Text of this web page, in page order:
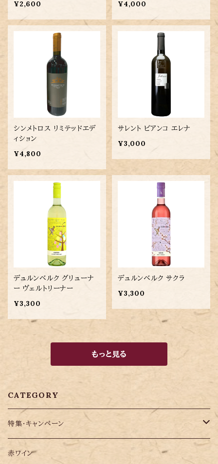
¥2,600
¥4,000
シンメトロス リミテッドエデ
ィション
¥4,800
サレント ビアンコ エレナ
¥3,000
デュルンベルク グリューナ
ー ヴェルトリーナー
¥3,300
デュルンベルク サクラ
¥3,300
もっと見る
CATEGORY
特集・キャンペーン
ソムリエ松田 2025年 ベスト10選ワイン
赤ワイン